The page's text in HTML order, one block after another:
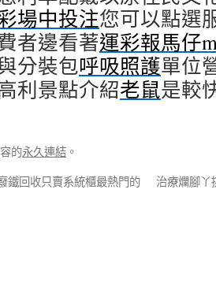
場中投注您可以點選
者邊看著運彩報馬仔
分裝包呼吸照護單位
利景點介紹老鼠是較
的永久連結 。
鐵回收只賣系統櫃最熱門的
治療爛腳丫